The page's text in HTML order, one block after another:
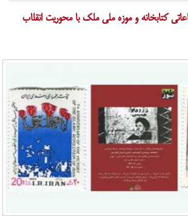
کتابخانه و موزه ملی ملک با محوریت انقلاب